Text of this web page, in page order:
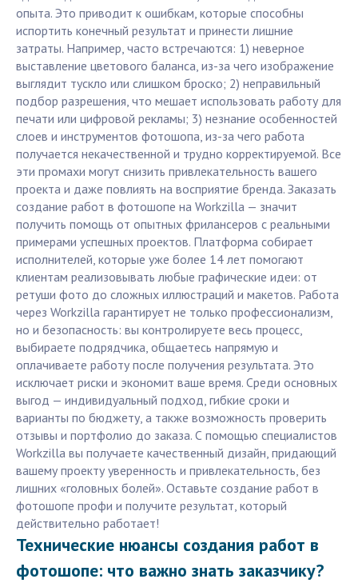
опыта. Это приводит к ошибкам, которые способны
испортить конечный результат и принести лишние
затраты. Например, часто встречаются: 1) неверное
выставление цветового баланса, из-за чего изображение
выглядит тускло или слишком броско; 2) неправильный
подбор разрешения, что мешает использовать работу для
печати или цифровой рекламы; 3) незнание особенностей
слоев и инструментов фотошопа, из-за чего работа
получается некачественной и трудно корректируемой. Все
эти промахи могут снизить привлекательность вашего
проекта и даже повлиять на восприятие бренда. Заказать
создание работ в фотошопе на Workzilla — значит
получить помощь от опытных фрилансеров с реальными
примерами успешных проектов. Платформа собирает
исполнителей, которые уже более 14 лет помогают
клиентам реализовывать любые графические идеи: от
ретуши фото до сложных иллюстраций и макетов. Работа
через Workzilla гарантирует не только профессионализм,
но и безопасность: вы контролируете весь процесс,
выбираете подрядчика, общаетесь напрямую и
оплачиваете работу после получения результата. Это
исключает риски и экономит ваше время. Среди основных
выгод — индивидуальный подход, гибкие сроки и
варианты по бюджету, а также возможность проверить
отзывы и портфолио до заказа. С помощью специалистов
Workzilla вы получаете качественный дизайн, придающий
вашему проекту уверенность и привлекательность, без
лишних «головных болей». Оставьте создание работ в
фотошопе профи и получите результат, который
действительно работает!
Технические нюансы создания работ в
фотошопе: что важно знать заказчику?